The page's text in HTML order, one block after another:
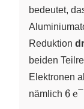
bedeutet,
Reduktion
beiden
Elektronen
nämlich 6e−